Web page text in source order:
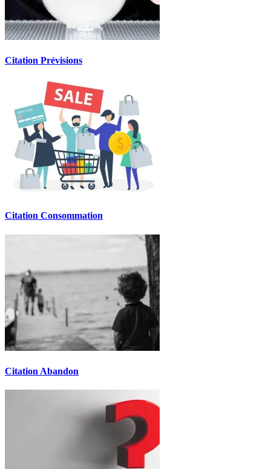
Citation Prévisions
Citation Consommation
Citation Abandon